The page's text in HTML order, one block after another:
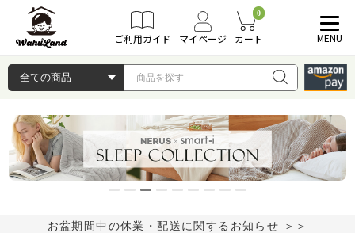
ご利用ガイド マイページ
0
カート MENU
お盆期間中の休業・配送に関するお知らせ ＞＞